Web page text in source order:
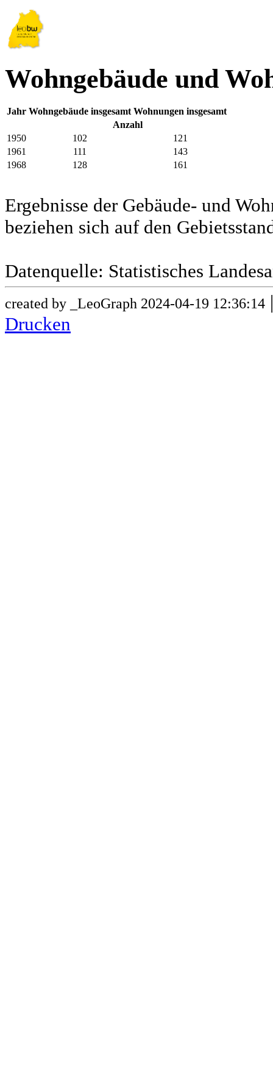
Wohngebäude und
Jahr Wohngebäude insgesamt Wohnungen insgesamt
Anzahl
1950
102
121
1961
111
143
1968
128 161
Ergebnisse der Gebäude- und
beziehen sich auf den
Datenquelle: Statistisches
created by _LeoGraph 2024-04-19 12:36:14
Drucken